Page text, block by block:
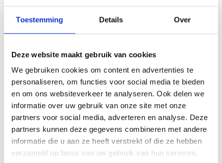
Toestemming Details Over
Deze website maakt gebruik van cookies
We gebruiken cookies om content en advertenties te
personaliseren, om functies voor social media te bieden
en om ons websiteverkeer te analyseren. Ook delen we
informatie over uw gebruik van onze site met onze
partners voor social media, adverteren en analyse. Deze
partners kunnen deze gegevens combineren met andere
informatie die u aan ze heeft verstrekt of die ze hebben
verzameld op basis van uw gebruik van hun services.